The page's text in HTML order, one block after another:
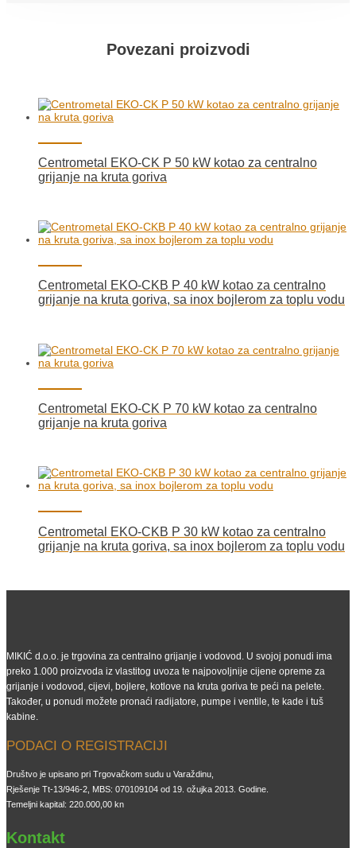
Povezani proizvodi
Centrometal EKO-CK P 50 kW kotao za centralno
grijanje na kruta goriva
Centrometal EKO-CKB P 40 kW kotao za centralno
grijanje na kruta goriva, sa inox bojlerom za toplu vodu
Centrometal EKO-CK P 70 kW kotao za centralno
grijanje na kruta goriva
Centrometal EKO-CKB P 30 kW kotao za centralno
grijanje na kruta goriva, sa inox bojlerom za toplu vodu
MIKIĆ d.o.o. je trgovina za centralno grijanje i vodovod. U svojoj ponudi ima
preko 1.000 proizvoda iz vlastitog uvoza te najpovoljnije cijene opreme za
grijanje i vodovod, cijevi, bojlere, kotlove na kruta goriva te peći na pelete.
Također, u ponudi možete pronaći radijatore, pumpe i ventile, te kade i tuš
kabine.
PODACI O REGISTRACIJI
Društvo je upisano pri Trgovačkom sudu u Varaždinu,
Rješenje Tt-13/946-2, MBS: 070109104 od 19. ožujka 2013. Godine.
Temeljni kapital: 220.000,00 kn
Kontakt